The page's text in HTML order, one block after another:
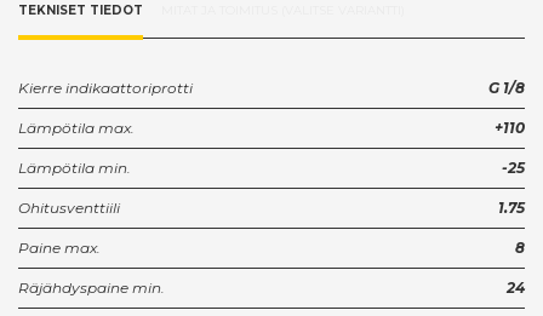
TEKNISET TIEDOT
Kierre indikaattoriprotti G 1/8
Lämpötila max. +110
Lämpötila min. -25
Ohitusventtiili 1.75
Paine max. 8
Räjähdyspaine min. 24